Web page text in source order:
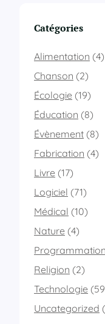
Catégories
Alimentation (4)
Chanson (2)
Écologie (19)
Éducation (8)
Évènement (8)
Fabrication (4)
Livre (17)
Logiciel (71)
Médical (10)
Nature (4)
Programmation
Religion (2)
Technologie
Uncategorized